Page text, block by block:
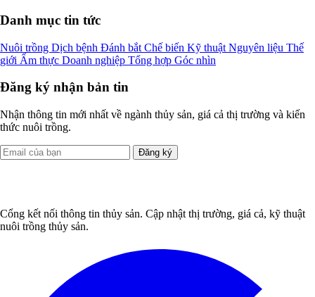
Danh mục tin tức
Nuôi trồng Dịch bệnh Đánh bắt Chế biến Kỹ thuật Nguyên liệu Thế
giới Ẩm thực Doanh nghiệp Tổng hợp Góc nhìn
Đăng ký nhận bản tin
Nhận thông tin mới nhất về ngành thủy sản, giá cả thị trường và kiến
thức nuôi trồng.
Đăng ký
Cổng kết nối thông tin thủy sản. Cập nhật thị trường, giá cả, kỹ thuật
nuôi trồng thủy sản.